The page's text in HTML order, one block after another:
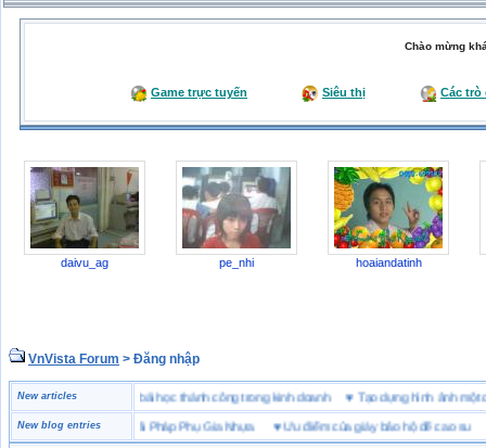
Chào mừng
Game trực tuyến Siêu thị Các trò
daivu_ag pe_nhi hoaiandatinh
VnVista Forum > Đăng nhập
New articles
biệt” của Microsoft ♥4 bài học thành công trong kinh doanh ♥Tạo dựng hình ảnh
New blog entries
Sản Phẩm Với Giải Pháp Phụ Gia Nhựa♥ Ưu điểm của giày bảo hộ đế cao su♥